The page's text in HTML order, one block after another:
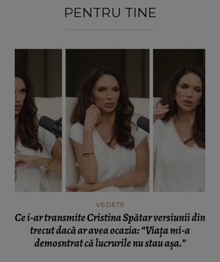
PENTRU TINE
VEDETE
Ce i-ar transmite Cristina Spătar versiunii din
trecut dacă ar avea ocazia: “Viața mi-a
demosntrat că lucrurile nu stau așa.”